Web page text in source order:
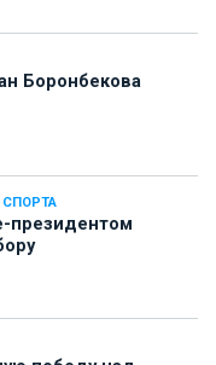
Боронбекова
президентом